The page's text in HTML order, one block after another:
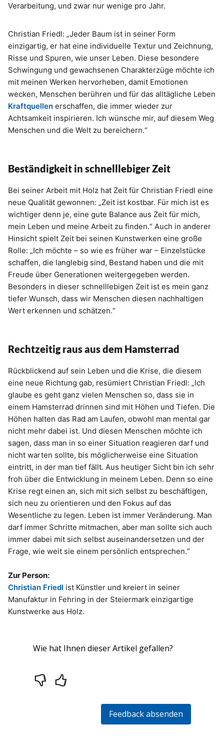
Verarbeitung, und zwar nur wenige pro Jahr.
Christian Friedl: „Jeder Baum ist in seiner Form
einzigartig, er hat eine individuelle Textur und Zeichnung,
Risse und Spuren, wie unser Leben. Diese besondere
Schwingung und gewachsenen Charakterzüge möchte ich
mit meinen Werken hervorheben, damit Emotionen
wecken, Menschen berühren und für das alltägliche Leben
Kraftquellen erschaffen, die immer wieder zur
Achtsamkeit inspirieren. Ich wünsche mir, auf diesem Weg
Menschen und die Welt zu bereichern.“
Beständigkeit in schnelllebiger Zeit
Bei seiner Arbeit mit Holz hat Zeit für Christian Friedl eine
neue Qualität gewonnen: „Zeit ist kostbar. Für mich ist es
wichtiger denn je, eine gute Balance aus Zeit für mich,
mein Leben und meine Arbeit zu finden.“ Auch in anderer
Hinsicht spielt Zeit bei seinen Kunstwerken eine große
Rolle: „Ich möchte – so wie es früher war – Einzelstücke
schaffen, die langlebig sind, Bestand haben und die mit
Freude über Generationen weitergegeben werden.
Besonders in dieser schnelllebigen Zeit ist es mein ganz
tiefer Wunsch, dass wir Menschen diesen nachhaltigen
Wert erkennen und schätzen.“
Rechtzeitig raus aus dem Hamsterrad
Rückblickend auf sein Leben und die Krise, die diesem
eine neue Richtung gab, resümiert Christian Friedl: „Ich
glaube es geht ganz vielen Menschen so, dass sie in
einem Hamsterrad drinnen sind mit Höhen und Tiefen. Die
Höhen halten das Rad am Laufen, obwohl man mental gar
nicht mehr dabei ist. Und diesen Menschen möchte ich
sagen, dass man in so einer Situation reagieren darf und
nicht warten sollte, bis möglicherweise eine Situation
eintritt, in der man tief fällt. Aus heutiger Sicht bin ich sehr
froh über die Entwicklung in meinem Leben. Denn so eine
Krise regt einen an, sich mit sich selbst zu beschäftigen,
sich neu zu orientieren und den Fokus auf das
Wesentliche zu legen. Leben ist immer Veränderung. Man
darf immer Schritte mitmachen, aber man sollte sich auch
immer dabei mit sich selbst auseinandersetzen und der
Frage, wie weit sie einem persönlich entsprechen.“
Zur Person:
Christian Friedl ist Künstler und kreiert in seiner
Manufaktur in Fehring in der Steiermark einzigartige
Kunstwerke aus Holz.